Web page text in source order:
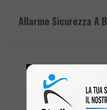
Allarme Sicurezza A